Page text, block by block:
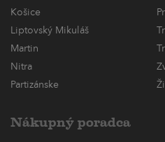
Košice
Liptovský Mikuláš
Martin
Nitra
Partizánske
Nákupný poradca